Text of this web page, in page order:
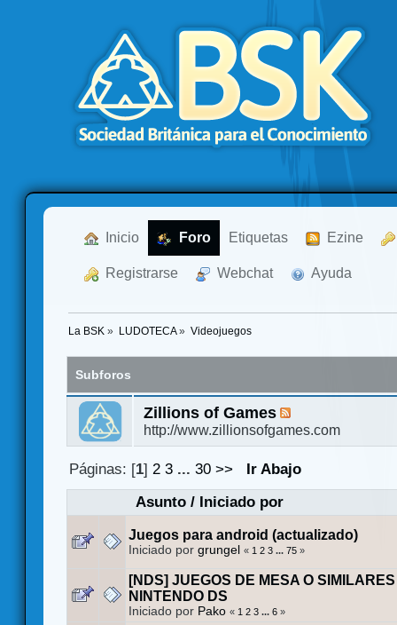
Inicio Foro Etiquetas Ezine
Registrarse Webchat Ayuda
La BSK » LUDOTECA» Videojuegos
Subforos
Zillions of Games
http://www.zillionsofgames.com
Páginas: [1]2 3 ...30 >>
Ir Abajo
Asunto/ Iniciado por
Juegos para android (actualizado)
Iniciado por grungel « 1 2 3 ... 75 »
[NDS] JUEGOS DE MESA O
NINTENDO DS
Iniciado por Pako « 1 2 3 ... 6 »